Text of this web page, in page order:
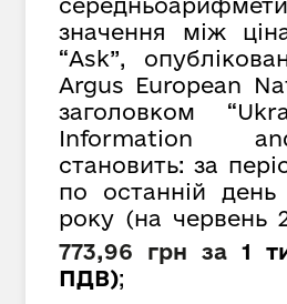
значення між
“Ask”,
Argus European
заголовком
Information
становить: за
по останній день
року (на червень
773,96 грн
за1
ПДВ);